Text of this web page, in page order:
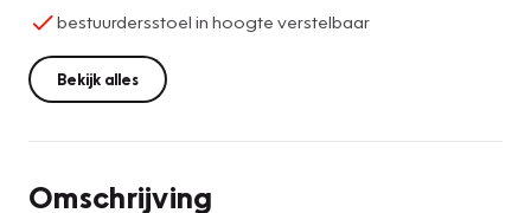
bestuurdersstoel in hoogte verstelbaar
Bekijk alles
Omschrijving